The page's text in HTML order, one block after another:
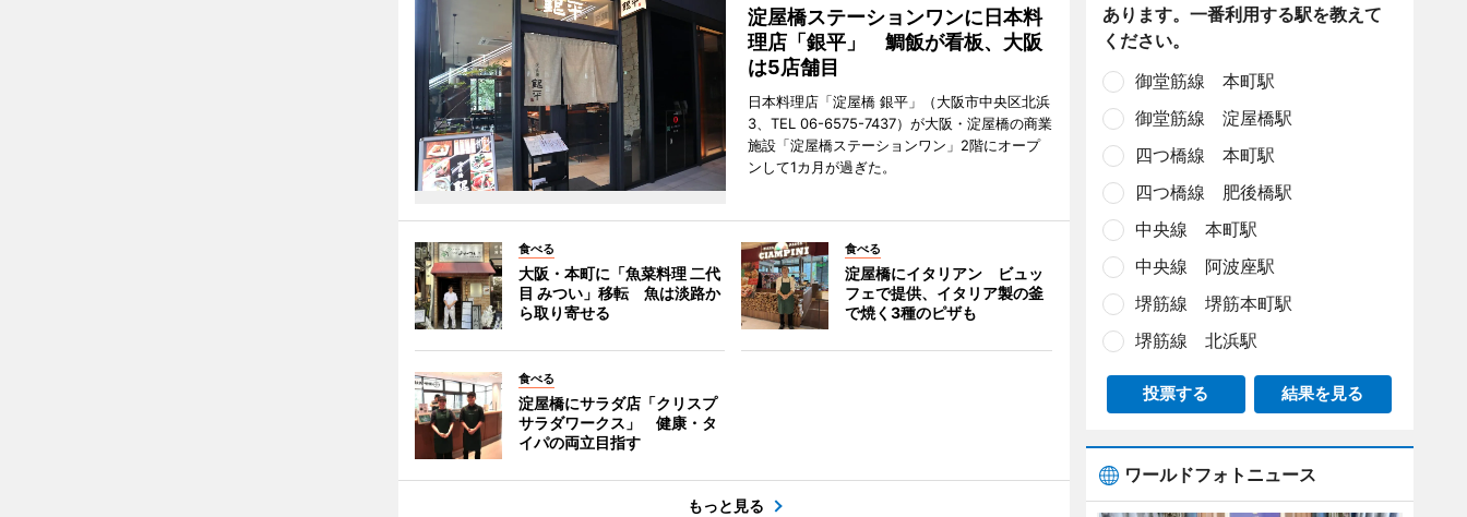
淀屋橋ステーションワンに日本料
理店「銀平」 鯛飯が看板、大阪
は5店舗目
日本料理店「淀屋橋 銀平」（大阪市中央区北浜
3、TEL 06-6575-7437）が大阪・淀屋橋の商業
施設「淀屋橋ステーションワン」2階にオープ
ンして1カ月が過ぎた。
食べる
大阪・本町に「魚菜料理 二代
目 みつい」移転 魚は淡路か
ら取り寄せる
食べる
淀屋橋にイタリアン ビュッ
フェで提供、イタリア製の釜
で焼く3種のピザも
食べる
淀屋橋にサラダ店「クリスプ
サラダワークス」 健康・タ
イパの両立目指す
もっと見る
あります。一番利用する駅を教えて
ください。
御堂筋線 本町駅
御堂筋線 淀屋橋駅
四つ橋線 本町駅
四つ橋線 肥後橋駅
中央線 本町駅
中央線 阿波座駅
堺筋線 堺筋本町駅
堺筋線 北浜駅
投票する 結果を見る
ワールドフォトニュース